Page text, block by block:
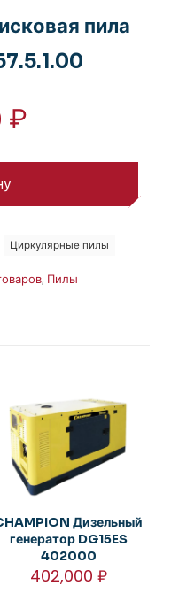
пила
₽
, Пилы
Циркулярные пилы
Дизельный
генератор DG15ES
402000
402,000 ₽